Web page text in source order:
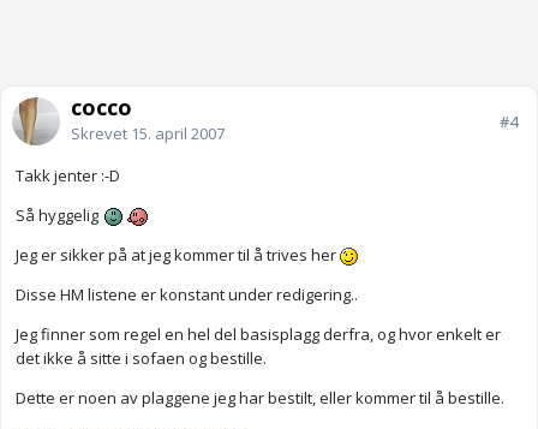
cocco
Skrevet 15. april 2007
#4
Takk jenter :-D
Så hyggelig
Jeg er sikker på at jeg kommer til å trives her
Disse HM listene er konstant under redigering..
Jeg finner som regel en hel del basisplagg derfra, og hvor enkelt er
det ikke å sitte i sofaen og bestille.
Dette er noen av plaggene jeg har bestilt, eller kommer til å bestille.